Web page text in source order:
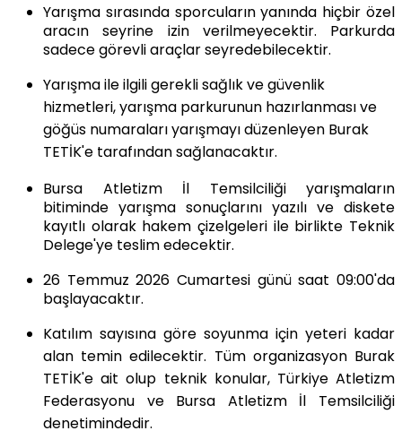
Yarışma sırasında sporcuların yanında hiçbir özel
aracın seyrine izin verilmeyecektir. Parkurda
sadece görevli araçlar seyredebilecektir.
Yarışma ile ilgili gerekli sağlık ve güvenlik
hizmetleri, yarışma parkurunun hazırlanması ve
göğüs numaraları yarışmayı düzenleyen Burak
TETİK'e tarafından sağlanacaktır.
Bursa Atletizm İl Temsilciliği yarışmaların
bitiminde yarışma sonuçlarını yazılı ve diskete
kayıtlı olarak hakem çizelgeleri ile birlikte Teknik
Delege'ye teslim edecektir.
26 Temmuz 2026 Cumartesi günü saat 09:00'da
başlayacaktır.
Katılım sayısına göre soyunma için yeteri kadar
alan temin edilecektir. Tüm organizasyon Burak
TETİK'e ait olup teknik konular, TürkiyeAtletizm
Federasyonu ve Bursa Atletizm İl Temsilciliği
denetimindedir.